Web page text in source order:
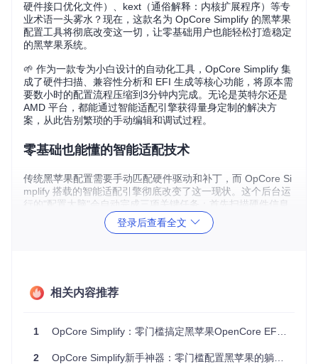
硬件接口优化文件）、kext（通俗解释：内核扩展程序）等专
业术语一头雾水？现在，这款名为 OpCore Simplify 的黑苹果
配置工具将彻底改变这一切，让零基础用户也能轻松打造稳定
的黑苹果系统。
🌱 作为一款专为小白设计的自动化工具，OpCore Simplify 集
成了硬件扫描、兼容性分析和 EFI 生成等核心功能，将原本需
要数小时的配置流程压缩到3分钟内完成。无论是英特尔还是
AMD 平台，都能通过智能适配引擎获得量身定制的解决方
案，从此告别繁琐的手动编辑和调试过程。
零基础也能懂的智能适配技术
传统黑苹果配置需要手动匹配硬件驱动和补丁，而 OpCore Si
mplify 搭载的智能适配引擎彻底改变了这一现状。这个后台运
行的"配置大脑"会自动完成三项关键任务：首先扫描硬件信息
并与内置数据库比对，然后根据 macOS 版本筛选兼容组件，
最后生成经过验证的 EFI 配置方案。
💡 引擎的核心优势在于动态决策系统——它不仅参考硬件型
新的 Tahoe 26），自动调整 ACPI 补丁和 kext 组合。这种动
件配置，大大降低了黑苹果的入门门槛。
登录后查看全文
相关内容推荐
1 OpCore Simplify：零门槛搞定黑苹果OpenCore EFI配置的平民工具
2 OpCore Simplify新手神器：零门槛配置黑苹果的躺平式工具